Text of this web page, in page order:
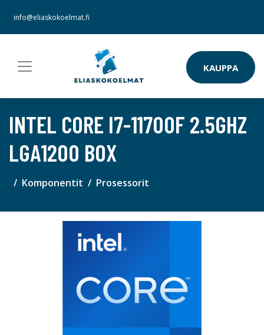
info@eliaskokoelmat.fi
KAUPPA
INTEL CORE I7-11700F 2.5GHZ
LGA1200 BOX
Komponentit Prosessorit